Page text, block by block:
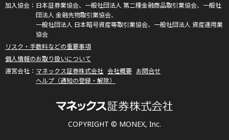
COPYRIGHT © MONEX, Inc.
日本証券業協会、一般社団法人 第二種金融商品取引業協会、一般社
団法人 金融先物取引業協会、
一般社団法人 日本暗号資産等取引業協会、一般社団法人 資産運用業
協会
リスク・手数料などの重要事項
個人情報のお取り扱いについて
マネックス証券株式会社 会社概要 お問合せ
ヘルプ（通知の登録・解除）